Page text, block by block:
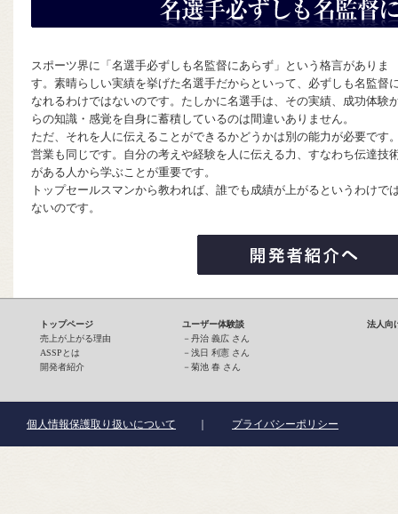
スポーツ界に「名選手必ずしも名監督にあらず」という格言がありま
す。素晴らしい実績を挙げた名選手だからといって、必ずしも名監督
なれるわけではないのです。たしかに名選手は、その実績、成功体験
らの知識・感覚を自身に蓄積しているのは間違いありません。
ただ、それを人に伝えることができるかどうかは別の能力が必要です
営業も同じです。自分の考えや経験を人に伝える力、すなわち伝達技
がある人から学ぶことが重要です。
トップセールスマンから教われば、誰でも成績が上がるというわけで
ないのです。
トップページ
売上が上がる理由
ASSPとは
開発者紹介
ユーザー体験談
－ 丹治 義広 さん
－ 浅日 利憲 さん
－ 菊池 春 さん
法人向
個人情報保護取り扱いについて プライバシーポリシー